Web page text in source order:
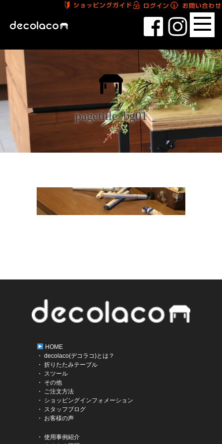
pagetitle_bg01
HOME
・ decolaco(デコラコ)とは？
・ 折りたたみテーブル
・ スツール
・ その他
・ ご注文方法
・ ショッピングインフォメーション
・ スタッフブログ
・ お客様の声
・ 使用事例紹介